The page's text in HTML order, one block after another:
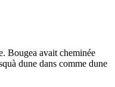
Bougea avait cheminée
dune dans comme dune